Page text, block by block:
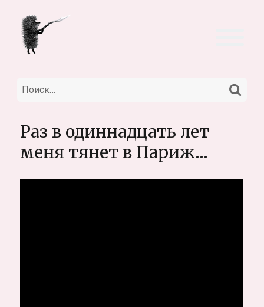
Искать:
Раз в одиннадцать лет
меня тянет в Париж…